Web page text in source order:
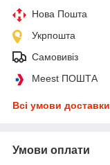
Нова Пошта
Укрпошта
Самовивіз
Meest ПОШТА
Всі умови доставки
Умови оплати